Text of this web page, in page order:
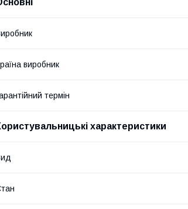
виробник
термін
характеристики